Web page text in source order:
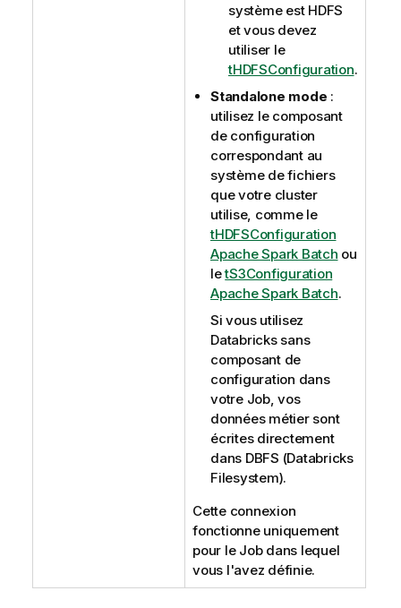
système est HDFS
et vous devez
utiliser le
tHDFSConfiguration.
Standalone mode :
utilisez le composant
de configuration
correspondant au
système de fichiers
que votre cluster
utilise, comme le
tHDFSConfiguration
Apache Spark Batch ou
letS3Configuration
Apache Spark Batch.
Si vous utilisez
Databricks sans
composant de
configuration dans
votre Job, vos
données métier sont
écrites directement
dans DBFS (Databricks
Filesystem).
Cette connexion
fonctionne uniquement
pour le Job dans lequel
vous l'avez définie.